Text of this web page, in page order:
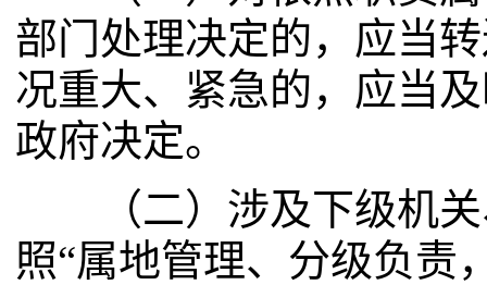
部门处理决定的，应当
况重大、紧急的，应当
政府决定。
（二）涉及下级机关
照“属地管理、分级负责